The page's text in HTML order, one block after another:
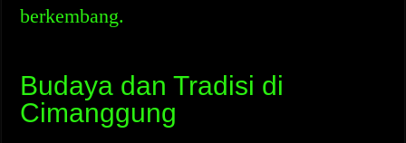
berkembang.
Budaya dan Tradisi di
Cimanggung